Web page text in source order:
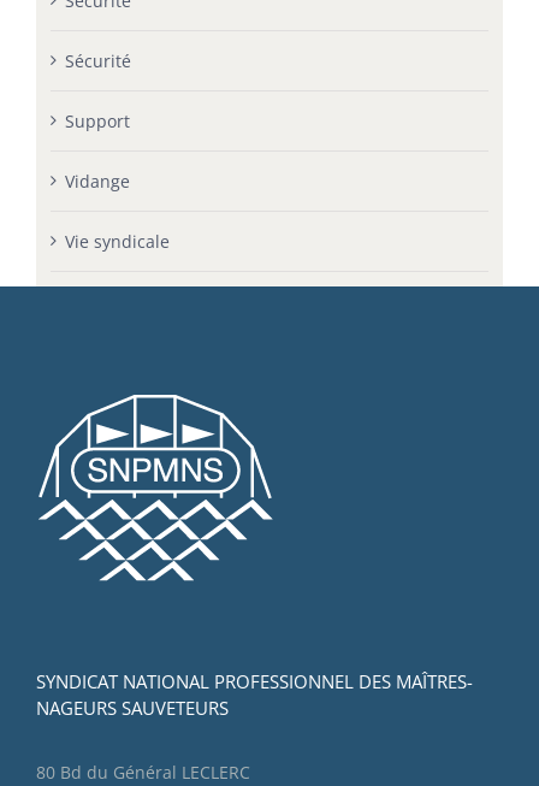
Sécurité
Support
Vidange
Vie syndicale
SYNDICAT NATIONAL PROFESSIONNEL DES MAÎTRES-
NAGEURS SAUVETEURS
80 Bd du Général LECLERC